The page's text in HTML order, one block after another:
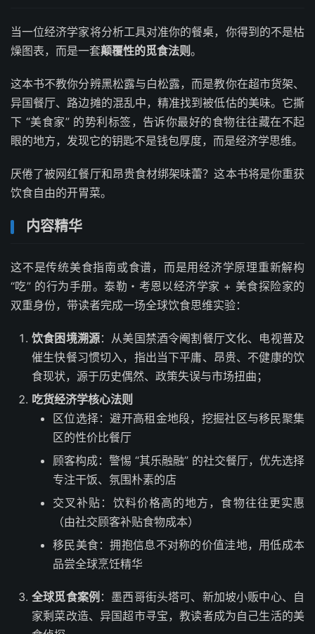
当一位经济学家将分析工具对准你的餐桌，你得到的不是枯
燥图表，而是一套颠覆性的觅食法则。
这本书不教你分辨黑松露与白松露，而是教你在超市货架、
异国餐厅、路边摊的混乱中，精准找到被低估的美味。它撕
下 “美食家” 的势利标签，告诉你最好的食物往往藏在不起
眼的地方，发现它的钥匙不是钱包厚度，而是经济学思维。
厌倦了被网红餐厅和昂贵食材绑架味蕾？这本书将是你重获
饮食自由的开胃菜。
内容精华
这不是传统美食指南或食谱，而是用经济学原理重新解构
“吃” 的行为手册。泰勒・考恩以经济学家 + 美食探险家的
双重身份，带读者完成一场全球饮食思维实验：
饮食困境溯源：从美国禁酒令阉割餐厅文化、电视普及
催生快餐习惯切入，指出当下平庸、昂贵、不健康的饮
食现状，源于历史偶然、政策失误与市场扭曲；
吃货经济学核心法则
区位选择：避开高租金地段，挖掘社区与移民聚集
区的性价比餐厅
顾客构成：警惕 “其乐融融” 的社交餐厅，优先选择
专注干饭、氛围朴素的店
交叉补贴：饮料价格高的地方，食物往往更实惠
（由社交顾客补贴食物成本）
移民美食：拥抱信息不对称的价值洼地，用低成本
品尝全球烹饪精华
全球觅食案例 ：墨西哥街头塔可、新加坡小贩中心、自
家剩菜改造、异国超市寻宝，教读者成为自己生活的美